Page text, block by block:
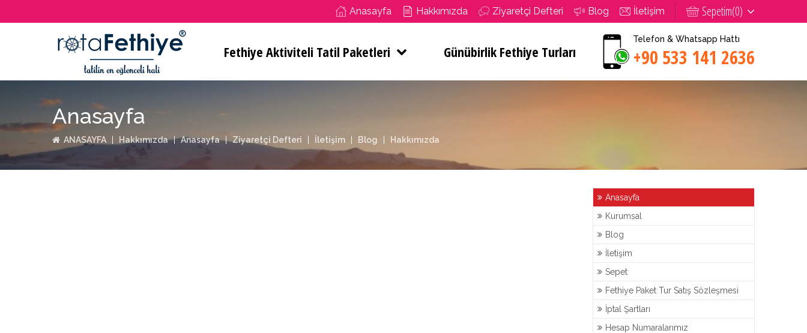
Sepetim(0)
Anasayfa Hakkımızda Ziyaretçi Defteri Blog İletişim
Telefon & Whatsapp Hattı
+90 533 141 2636
Fethiye Aktiviteli Tatil Paketleri Günübirlik Fethiye Turları
Anasayfa
ANASAYFA Hakkımızda Anasayfa Ziyaretçi Defteri İletişim Blog Hakkımızda
Anasayfa
Kurumsal
Blog
İletişim
Sepet
Fethiye Paket Tur Satış Sözleşmesi
İptal Şartları
Hesap Numaralarımız